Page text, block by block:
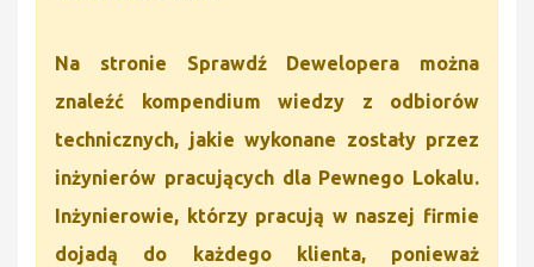
Na stronie Sprawdź Dewelopera można
znaleźć kompendium wiedzy z odbiorów
technicznych, jakie wykonane zostały przez
inżynierów pracujących dla Pewnego Lokalu.
Inżynierowie, którzy pracują w naszej firmie
dojadą do każdego klienta, ponieważ